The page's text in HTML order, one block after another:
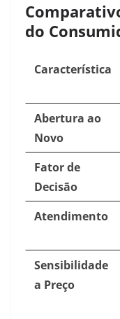
do
Característica
Abertura ao
Novo
Fator de
Decisão
Atendimento
Sensibilidade
a Preço